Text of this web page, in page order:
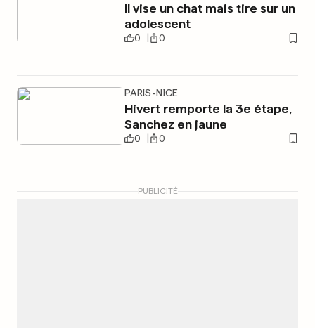
Il vise un chat mais tire sur un
adolescent
0 0
PARIS-NICE
Hivert remporte la 3e étape,
Sanchez en jaune
0 0
PUBLICITÉ